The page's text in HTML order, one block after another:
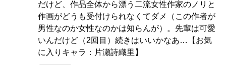
だけど、作品全体から漂う二流女性作家のノリと
作画がどうも受付けられなくてダメ（この作者が
男性なのか女性なのかは知らんが）。先輩は可愛
いんだけど（2回目）続きはいいかなあ…【お気
に入りキャラ：片瀬詩織里】